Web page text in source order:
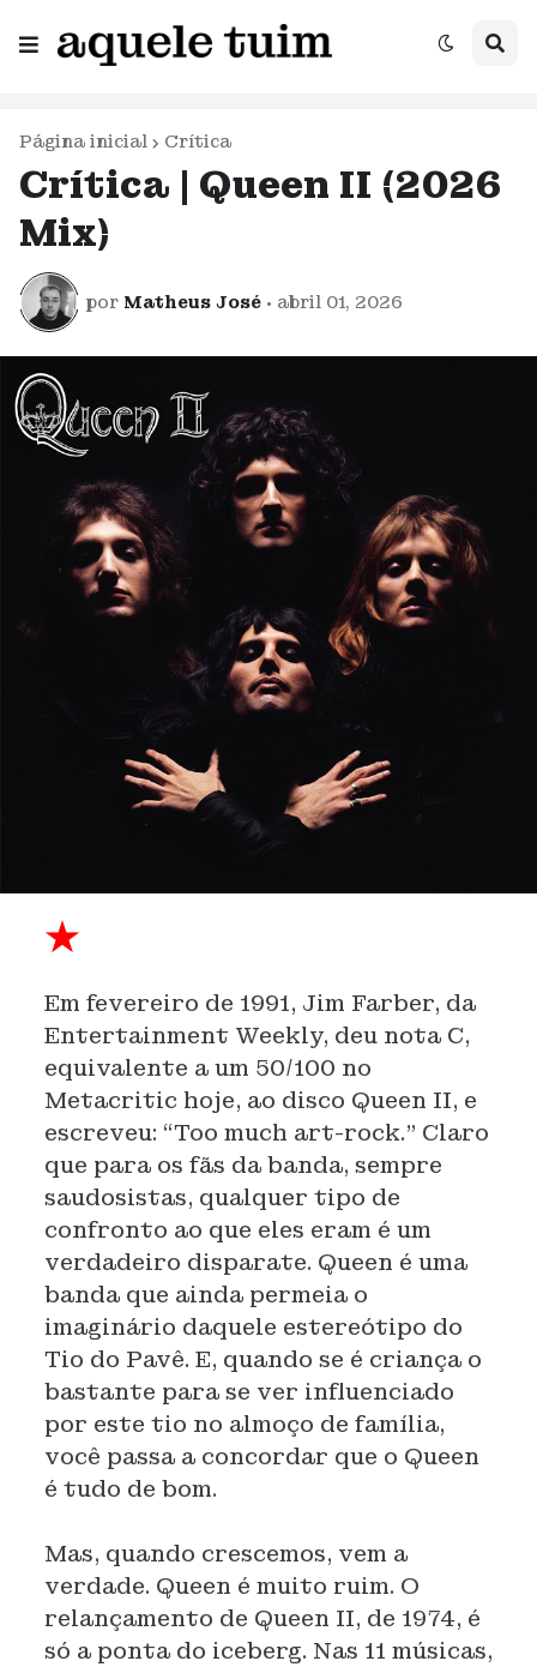
Página inicial Crítica
Crítica | Queen II (2026
Mix)
por Matheus José • abril 01, 2026
★
Em fevereiro de 1991, Jim Farber, da
Entertainment Weekly, deu nota C,
equivalente a um 50/100 no
Metacritic hoje, ao disco Queen II, e
escreveu: “Too much art-rock.” Claro
que para os fãs da banda, sempre
saudosistas, qualquer tipo de
confronto ao que eles eram é um
verdadeiro disparate. Queen é uma
banda que ainda permeia o
imaginário daquele estereótipo do
Tio do Pavê. E, quando se é criança o
bastante para se ver influenciado
por este tio no almoço de família,
você passa a concordar que o Queen
é tudo de bom.
Mas, quando crescemos, vem a
verdade. Queen é muito ruim. O
relançamento de Queen II, de 1974, é
só a ponta do iceberg. Nas 11 músicas,